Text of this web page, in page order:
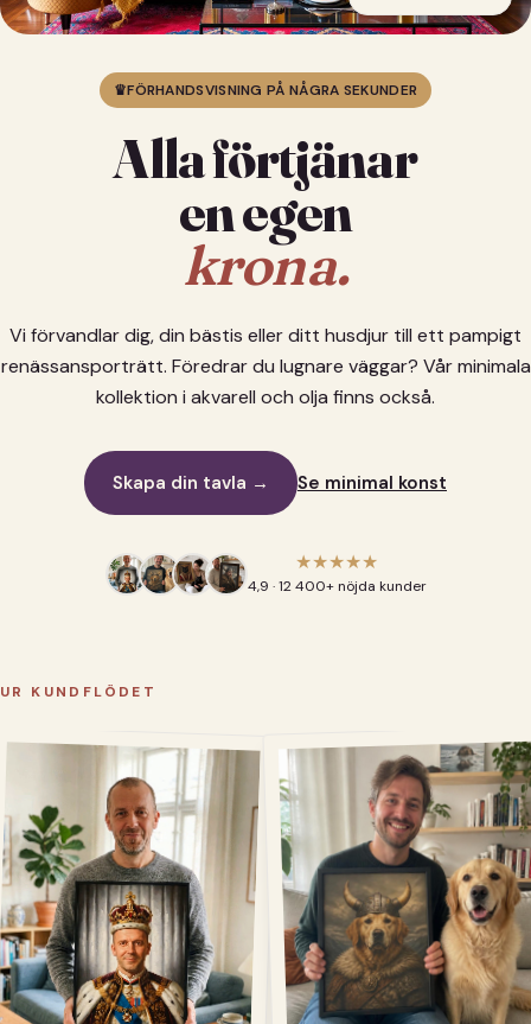
♛FÖRHANDSVISNING PÅ NÅGRA SEKUNDER
Alla förtjänar
en egen
krona.
Vi förvandlar dig, din bästis eller ditt husdjur till ett pampigt
renässansporträtt. Föredrar du lugnare väggar? Vår minimala
kollektion i akvarell och olja finns också.
Skapa din tavla → Se minimal konst
★★★★★
4,9 · 12 400+ nöjda kunder
UR KUNDFLÖDET